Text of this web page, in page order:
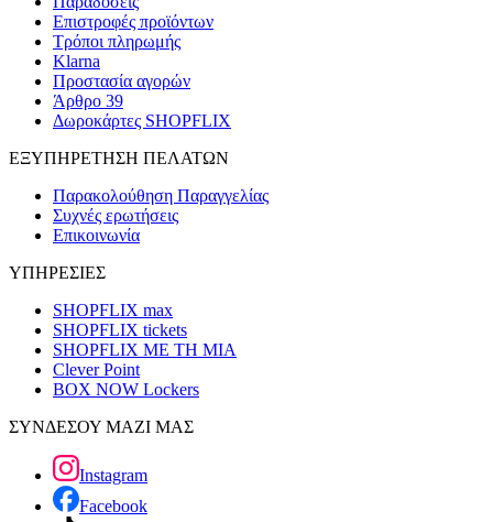
Επιστροφές προϊόντων
Τρόποι πληρωμής
Klarna
Προστασία αγορών
Άρθρο 39
Δωροκάρτες SHOPFLIX
ΕΞΥΠΗΡΕΤΗΣΗ ΠΕΛΑΤΩΝ
Παρακολούθηση Παραγγελίας
Συχνές ερωτήσεις
Επικοινωνία
ΥΠΗΡΕΣΙΕΣ
SHOPFLIX max
SHOPFLIX tickets
SHOPFLIX ΜΕ ΤΗ ΜΙΑ
Clever Point
BOX NOW Lockers
ΣΥΝΔΕΣΟΥ ΜΑΖΙ ΜΑΣ
Instagram
Facebook